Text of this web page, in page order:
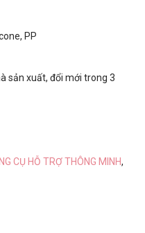
PP
sản xuất, đổi mới trong 3
CỤ HỖ TRỢ THÔNG MINH,